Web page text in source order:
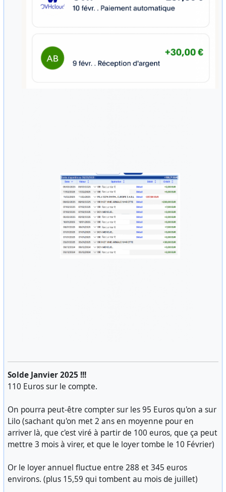
Solde Janvier 2025 !!!
110 Euros sur le compte.
On pourra peut-être compter sur les 95 Euros qu'on a sur
Lilo (sachant qu'on met 2 ans en moyenne pour en
arriver là, que c'est viré à partir de 100 euros, que ça peut
mettre 3 mois à virer, et que le loyer tombe le 10 Février)
Or le loyer annuel fluctue entre 288 et 345 euros
environs. (plus 15,59 qui tombent au mois de juillet)